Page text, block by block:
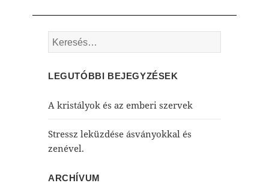
Keresés:
LEGUTÓBBI BEJEGYZÉSEK
A kristályok és az emberi szervek
Stressz leküzdése ásványokkal és
zenével.
ARCHÍVUM